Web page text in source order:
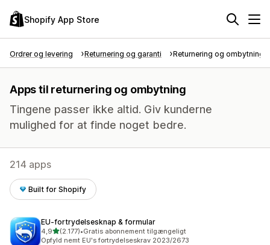
Shopify App Store
Ordrer og levering Returnering og garanti Returnering og ombytning
Apps til returnering og ombytning
Tingene passer ikke altid. Giv kunderne
mulighed for at finde noget bedre.
214 apps
Built for Shopify
EU‑fortrydelsesknap & formular
4,9ud af 5 stjerner
(2.177)
2177 anmeldelser i alt
•Gratis abonnement tilgængeligt
Opfyld nemt EU's fortrydelseskrav 2023/2673